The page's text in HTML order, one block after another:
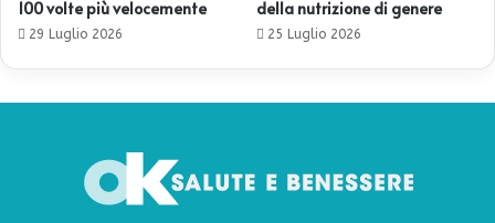
100 volte più velocemente
29 Luglio 2026
della nutrizione di genere
25 Luglio 2026